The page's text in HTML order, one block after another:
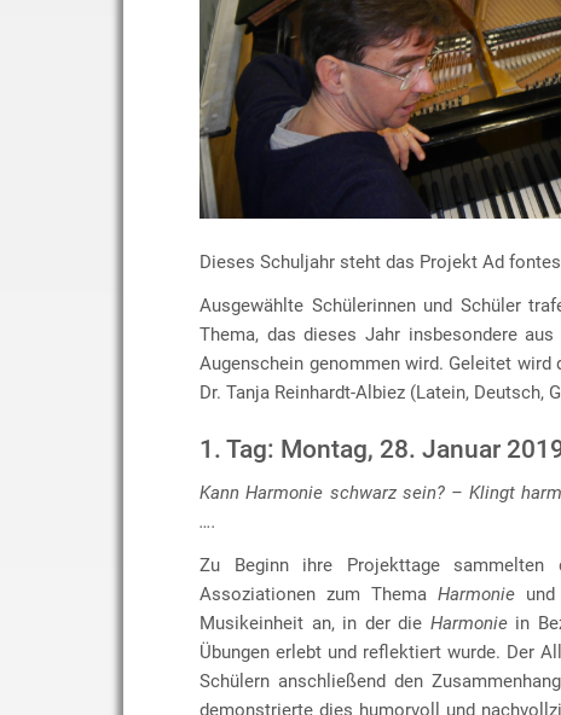
Dieses Schuljahr steht das Projekt Ad
Ausgewählte Schülerinnen und Schüler
Thema, das dieses Jahr insbesondere
Augenschein genommen wird. Geleitet wird
Dr. Tanja Reinhardt-Albiez (Latein, Deutsch,
1. Tag: Montag, 28. Januar
Kann Harmonie schwarz sein? – Klingt
….
Zu Beginn ihre Projekttage
Assoziationen zum Thema Harmonieund
Musikeinheit an, in der die Harmoniein
Übungen erlebt und reflektiert wurde. Der
Schülern anschließend den
demonstrierte dies humorvoll und